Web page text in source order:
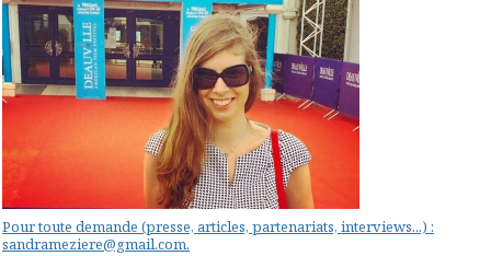
Pour toute demande (presse, articles, partenariats, interviews...) :
sandrameziere@gmail.com.